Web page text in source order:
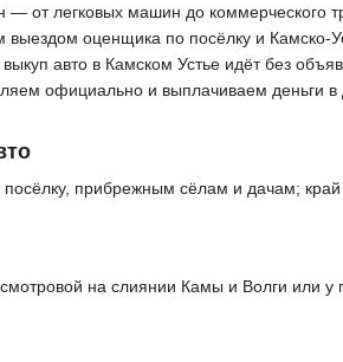
— от легковых машин до
оценщика по посёлку и Камско-
авто в Камском Устье идёт без
официально и выплачиваем деньги в
прибрежным сёлам и дачам;
на слиянии Камы и Волги или у